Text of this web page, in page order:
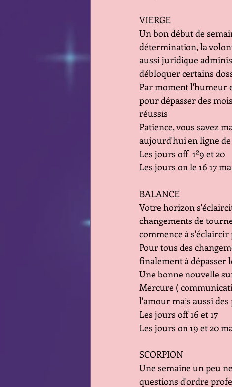
VIERGE
Un bon début de
détermination, la
aussi juridique
débloquer certains
Par moment l'humeur
pour dépasser des
réussis
Patience, vous savez
aujourd'hui en ligne de
Les jours off  1²9 et 20
Les jours on le 16 17
BALANCE
Votre horizon
changements de
commence à
Pour tous des
finalement à dépasser
Une bonne nouvelle
Mercure (
l'amour mais aussi
Les jours off 16 et 17
Les jours on 19 et 20
SCORPION
Une semaine un peu
questions d'ordre